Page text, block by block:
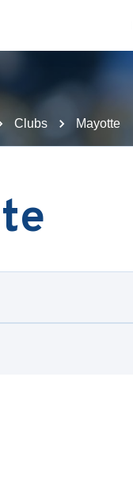
Clubs Mayotte